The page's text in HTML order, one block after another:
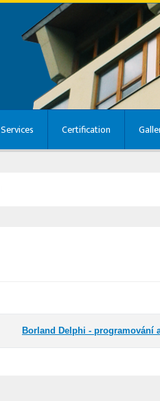
Services Certification
Borland Delphi - programování